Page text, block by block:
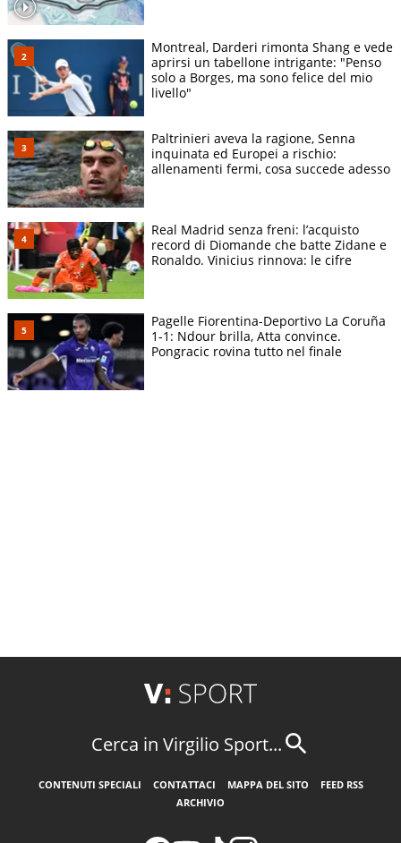
Montreal, Darderi rimonta Shang e vede
aprirsi un tabellone intrigante: "Penso
solo a Borges, ma sono felice del mio
livello"
Paltrinieri aveva la ragione, Senna
inquinata ed Europei a rischio:
allenamenti fermi, cosa succede adesso
Real Madrid senza freni: l’acquisto
record di Diomande che batte Zidane e
Ronaldo. Vinicius rinnova: le cifre
Pagelle Fiorentina-Deportivo La Coruña
1-1: Ndour brilla, Atta convince.
Pongracic rovina tutto nel finale
Cerca in Virgilio Sport...
CONTENUTI SPECIALI CONTATTACI MAPPA DEL SITO
FEED RSS
ARCHIVIO